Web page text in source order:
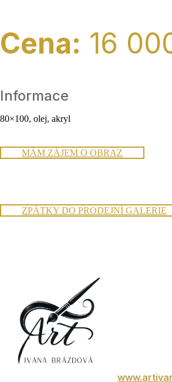
Cena: 16
Informace
80×100, olej, akryl
MÁM ZÁJEM O OBRAZ
ZPÁTKY DO PRODEJNÍ GALERIE